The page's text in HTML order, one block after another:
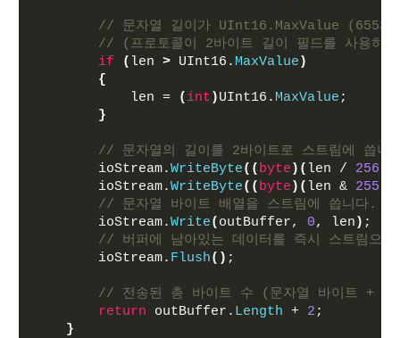
// 문자열 길이가 UInt16.MaxValue (65535)
// (프로토콜이 2바이트 길이 필드를 사용하
if
( len > UInt16. MaxValue )
{
            len =
( int )UInt16. MaxValue ;
}
// 문자열의 길이를 2바이트로 스트림에 씁
        ioStream.
WriteByte(( byte )( len / 256
        ioStream.
WriteByte(( byte )( len & 255
// 문자열 바이트 배열을 스트림에 씁니다.
        ioStream.
Write( outBuffer, 0, len ) ;
// 버퍼에 남아있는 데이터를 즉시 스트림으
        ioStream.
Flush() ;
// 전송된 총 바이트 수 (문자열 바이트 + 길
return outBuffer. Length + 2 ;
}